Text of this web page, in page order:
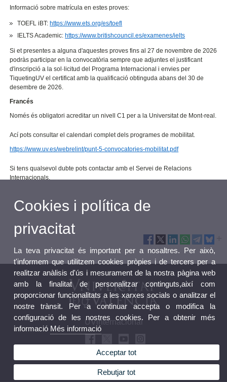
Informació sobre matrícula en estes proves:
TOEFL iBT:https://www.ets.org/es/toefl
IELTS Academic:https://www.britishcouncil.es/examenes/ielts
Si et presentes a alguna d'aquestes proves fins al 27 de novembre de 2026
podràs participar en la convocatòria sempre que adjuntes el justificant
d'inscripció a la sol·licitud del Programa Internacional i envies per
TiquetingUV el certificat amb la qualificació obtinguda abans del 30 de
desembre de 2026.
Francés
Només és obligatori acreditar un nivell C1 per a la Universitat de Mont-real.
Ací pots consultar el calendari complet dels programes de mobilitat.
https://www.uv.es/webrelint/punt-5-convocatories-mobilitat.pdf
Si tens qualsevol dubte pots contactar amb el Servei de Relacions
Internacionals.
UVinternacional
Cookies i política de
privacitat
La teva privacitat és important per a nosaltres. Per això,
t'informem que utilitzem cookies pròpies i de tercers per a
realitzar anàlisis d'ús i mesurament de la nostra pàgina web
amb la finalitat de personalitzar continguts,així com
proporcionar funcionalitats a les xarxes socials o analitzar el
nostre trànsit. Per a continuar accepta o modifica la
configuració de les nostres cookies. Per a obtenir més
informació Més informació
Acceptar tot
Rebutjar tot